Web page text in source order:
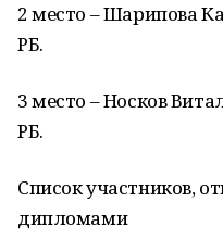
2 место – Шарипова
РБ.
3 место – Носков
РБ.
Список участников,
дипломами